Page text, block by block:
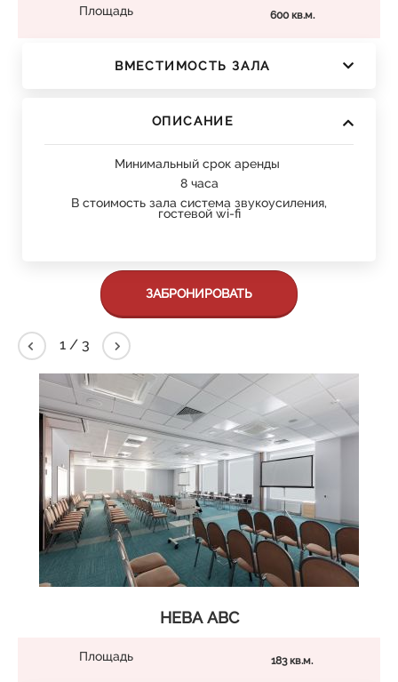
Площадь 600 кв.м.
ВМЕСТИМОСТЬ ЗАЛА
ОПИСАНИЕ
Минимальный срок аренды
8 часа
В стоимость зала система звукоусиления,
гостевой wi-fi
ЗАБРОНИРОВАТЬ
2 /3
НЕВА АВС
Площадь 183 кв.м.